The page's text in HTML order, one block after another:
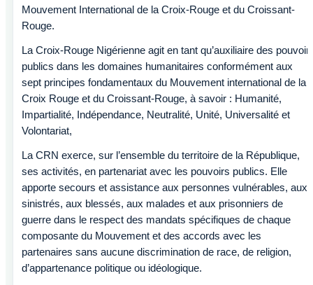
Mouvement International de la Croix-Rouge et du Croissant-
Rouge.
La Croix-Rouge Nigérienne agit en tant qu’auxiliaire des pouvoir
publics dans les domaines humanitaires conformément aux
sept principes fondamentaux du Mouvement international de la
Croix Rouge et du Croissant-Rouge, à savoir : Humanité,
Impartialité, Indépendance, Neutralité, Unité, Universalité et
Volontariat,
La CRN exerce, sur l’ensemble du territoire de la République,
ses activités, en partenariat avec les pouvoirs publics. Elle
apporte secours et assistance aux personnes vulnérables, aux
sinistrés, aux blessés, aux malades et aux prisonniers de
guerre dans le respect des mandats spécifiques de chaque
composante du Mouvement et des accords avec les
partenaires sans aucune discrimination de race, de religion,
d’appartenance politique ou idéologique.